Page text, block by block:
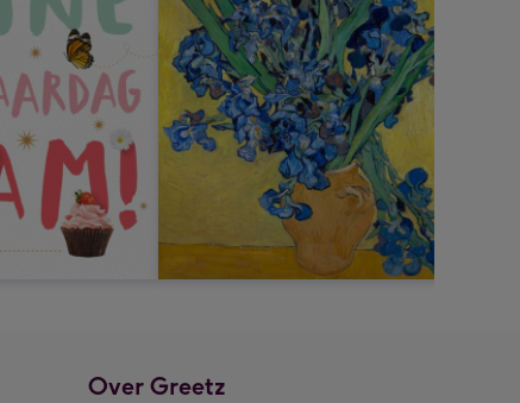
Over Greetz